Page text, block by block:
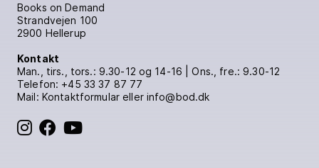
Books on Demand
Strandvejen 100
2900 Hellerup
Kontakt
Man., tirs., tors.: 9.30-12 og 14-16 | Ons., fre.: 9.30-12
Telefon: +45 33 37 87 77
Mail: Kontaktformulareller info@bod.dk
BoD på Instagram
BoD på Facebook